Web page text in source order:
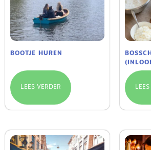
BOOTJE HUREN
LEES VERDER